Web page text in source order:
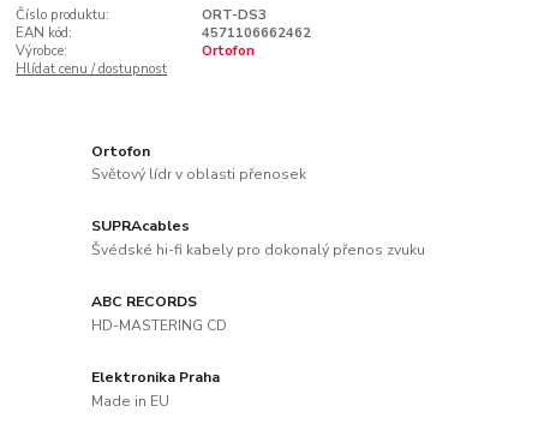
Číslo produktu:
ORT-DS3
EAN kód:
4571106662462
Výrobce:
Ortofon
Hlídat cenu / dostupnost
Ortofon
Světový lídr v oblasti přenosek
SUPRAcables
Švédské hi-fi kabely pro dokonalý přenos zvuku
ABC RECORDS
HD-MASTERING CD
Elektronika Praha
Made in EU